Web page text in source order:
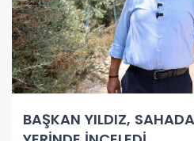
BAŞKAN YILDIZ,